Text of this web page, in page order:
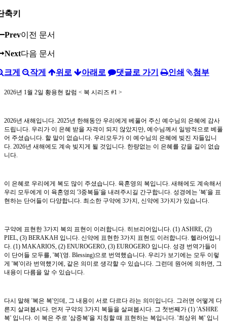
축키
Prev이전 문서
Next다음 문서
크게 작게 위로 아래로 댓글로 가기 인쇄 첨부
2026년 1월 2일 황용현 칼럼 < 복 시리즈 #1 >
2026년 새해입니다. 2025년 한해동안 우리에게 베풀어 주신 예수님의 은혜에 감사
드립니다. 우리가 이 은혜 받을 자격이 되지 않았지만, 예수님께서 일방적으로 베풀
어 주셨습니다. 할 말이 없습니다. 우리모두가 이 예수님의 은혜에 빚진 자들입니
다. 2026년 새해에도 계속 빚지게 될 것입니다. 한량없는 이 은혜를 갚을 길이 없습
니다.
이 은혜로 우리에게 복도 많이 주셨습니다. 육혼영의 복입니다. 새해에도 계속해서
우리 모두에게 이 육혼영의 '3중복들'을 내려주시길 간구합니다. 성경에는 '복'을 표
현하는 단어들이 다양합니다. 최소한 구약에 3가지, 신약에 3가지가 있습니다.
구약에 표현한 3가지 복의 표현이 이러합니다. 히브리어입니다. (1) ASHRE, (2)
PIEL, (3) BERAKAH 입니다. 신약에 표현한 3가지 표현도 이러합니다. 헬라어입니
다. (1) MAKARIOS, (2) ENUROGERO, (3) EUROGERO 입니다. 성경 번역가들이
이 단어들 모두를, '복'(영. Blessing)으로 번역했습니다. 우리가 보기에는 모두 이렇
게 '복'이라 번역했기에, 같은 의미로 생각할 수 있습니다. 그런데 원어에 의하면, 그
내용이 다름을 알 수 있습니다.
다시 말해 '복은 복'인데, 그 내용이 서로 다르다 라는 의미입니다. 그러면 어떻게 다
른지 살펴봅시다. 먼저 구약의 3가지 복들을 살펴봅시다. 그 첫번째가 (1) 'ASHRE
복' 입니다. 이 복은 주로 '삼중복'을 지칭할 때 표현하는 복입니다. '최상위 복' 입니